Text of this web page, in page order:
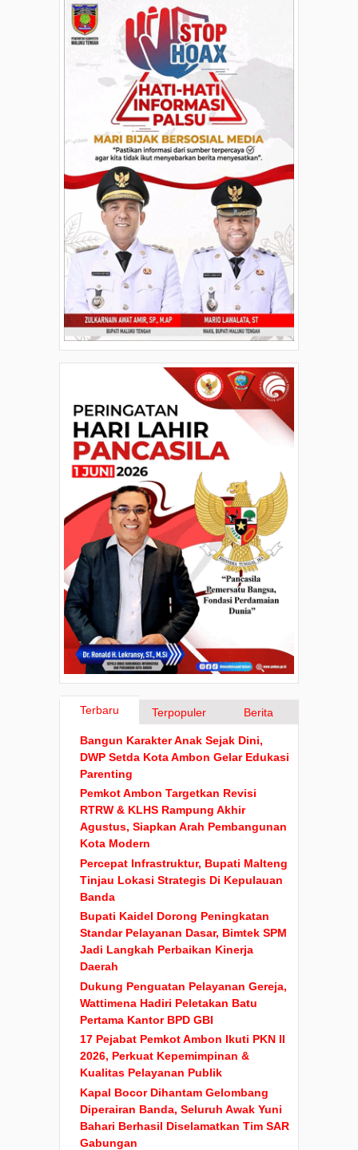
Terbaru Terpopuler Berita
Bangun Karakter Anak Sejak Dini,
DWP Setda Kota Ambon Gelar Edukasi
Parenting
Pemkot Ambon Targetkan Revisi
RTRW & KLHS Rampung Akhir
Agustus, Siapkan Arah Pembangunan
Kota Modern
Percepat Infrastruktur, Bupati Malteng
Tinjau Lokasi Strategis Di Kepulauan
Banda
Bupati Kaidel Dorong Peningkatan
Standar Pelayanan Dasar, Bimtek SPM
Jadi Langkah Perbaikan Kinerja
Daerah
Dukung Penguatan Pelayanan Gereja,
Wattimena Hadiri Peletakan Batu
Pertama Kantor BPD GBI
17 Pejabat Pemkot Ambon Ikuti PKN II
2026, Perkuat Kepemimpinan &
Kualitas Pelayanan Publik
Kapal Bocor Dihantam Gelombang
Diperairan Banda, Seluruh Awak Yuni
Bahari Berhasil Diselamatkan Tim SAR
Gabungan